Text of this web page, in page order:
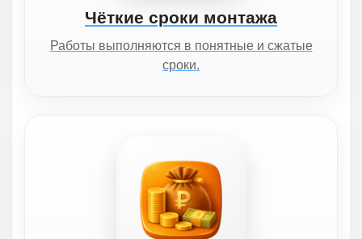
Чёткие сроки монтажа
Работы выполняются в понятные и сжатые
сроки.